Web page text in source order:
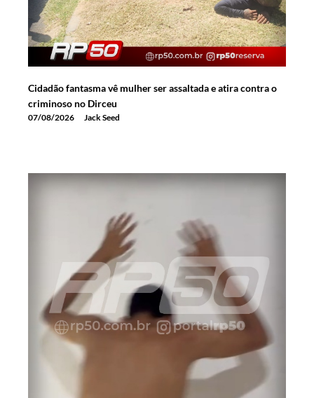
Cidadão fantasma vê mulher ser assaltada e atira contra o
criminoso no Dirceu
07/08/2026 Jack Seed